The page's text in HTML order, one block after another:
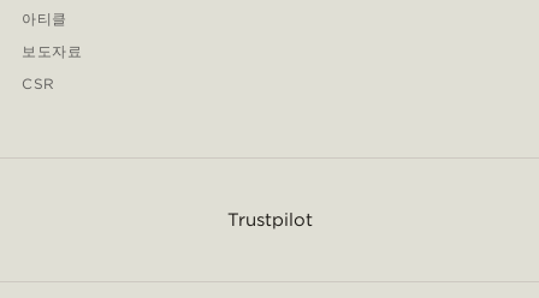
아티클
보도자료
CSR
Trustpilot